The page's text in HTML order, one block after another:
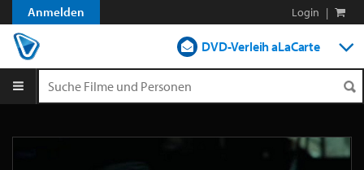
Anmelden Login |
DVD-Verleih aLaCarte